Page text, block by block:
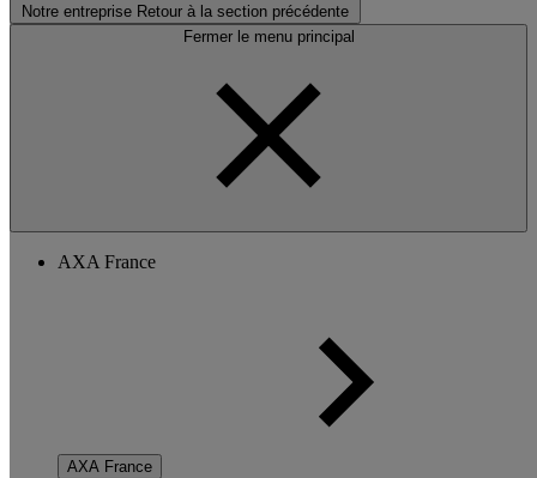
Notre entreprise Retour à la section précédente
Fermer le menu principal
AXA France
AXA France